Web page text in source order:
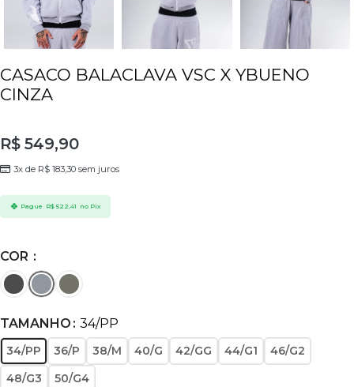
CASACO BALACLAVA VSC X YBUENO
CINZA
R$ 549,90
3x de R$ 183,30 sem juros
Pague R$522,41 no Pix
COR
TAMANHO 34/PP
34/PP 36/P 38/M 40/G 42/GG 44/G1
46/G2
48/G3
50/G4